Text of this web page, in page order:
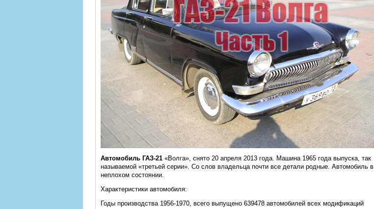
Автомобиль ГАЗ-21 «Волга», снято 20 апреля 2013 года. Машина 1965 года выпуска, так
называемой «третьей серии». Со слов владельца почти все детали родные. Автомобиль в
неплохом состоянии.
Характеристики автомобиля:
Годы производства 1956-1970, всего выпущено 639478 автомобилей всех модификаций